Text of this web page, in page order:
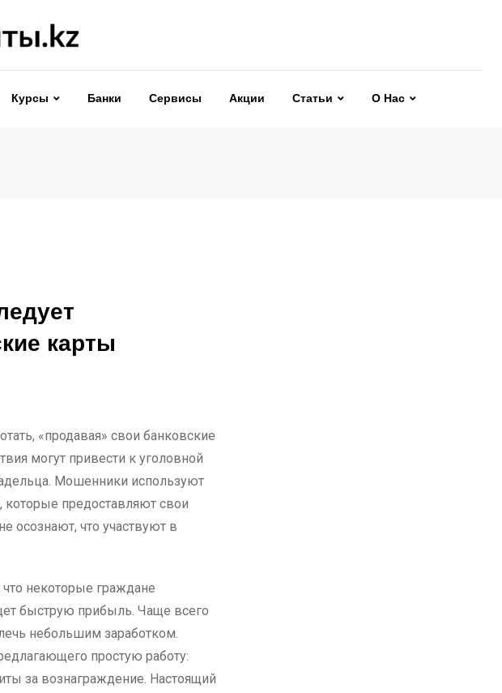
Курсы Банки Сервисы Акции Статьи О Нас
карты
могут привести к уголовной
Мошенники используют
которые предоставляют свои
осознают, что участвуют в
некоторые граждане
быструю прибыль. Чаще всего
небольшим заработком.
простую работу:
за вознаграждение. Настоящий